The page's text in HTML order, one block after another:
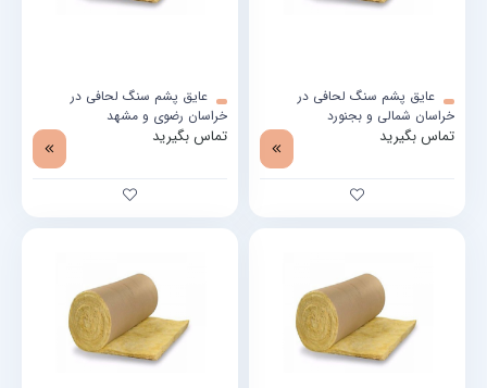
عایق پشم سنگ لحافی در
خراسان شمالی و بجنورد
تماس بگیرید
عایق پشم سنگ لحافی در
خراسان رضوی و مشهد
تماس بگیرید